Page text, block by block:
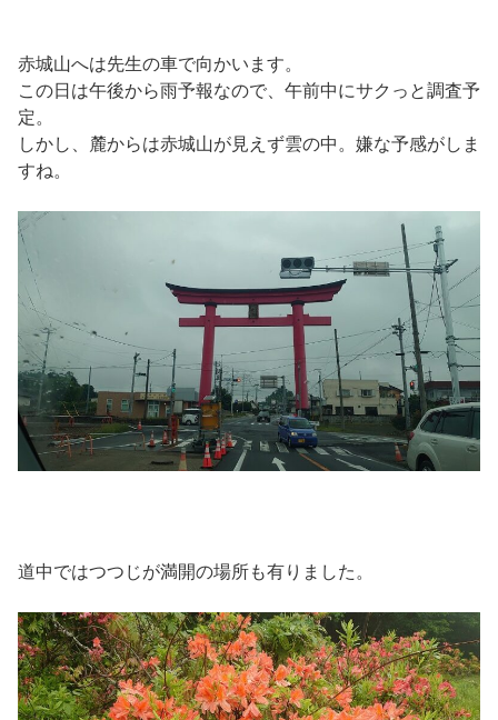
赤城山へは先生の車で向かいます。
この日は午後から雨予報なので、午前中にサクっと調査予
定。
しかし、麓からは赤城山が見えず雲の中。嫌な予感がしま
すね。
道中ではつつじが満開の場所も有りました。